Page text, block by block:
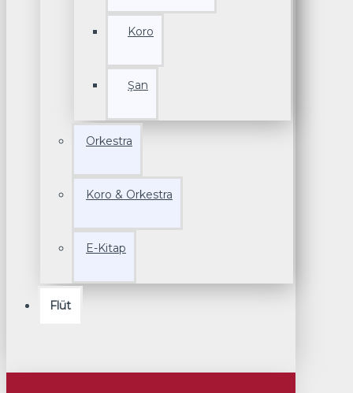
Koro
Şan
Orkestra
Koro & Orkestra
E-Kitap
Flüt